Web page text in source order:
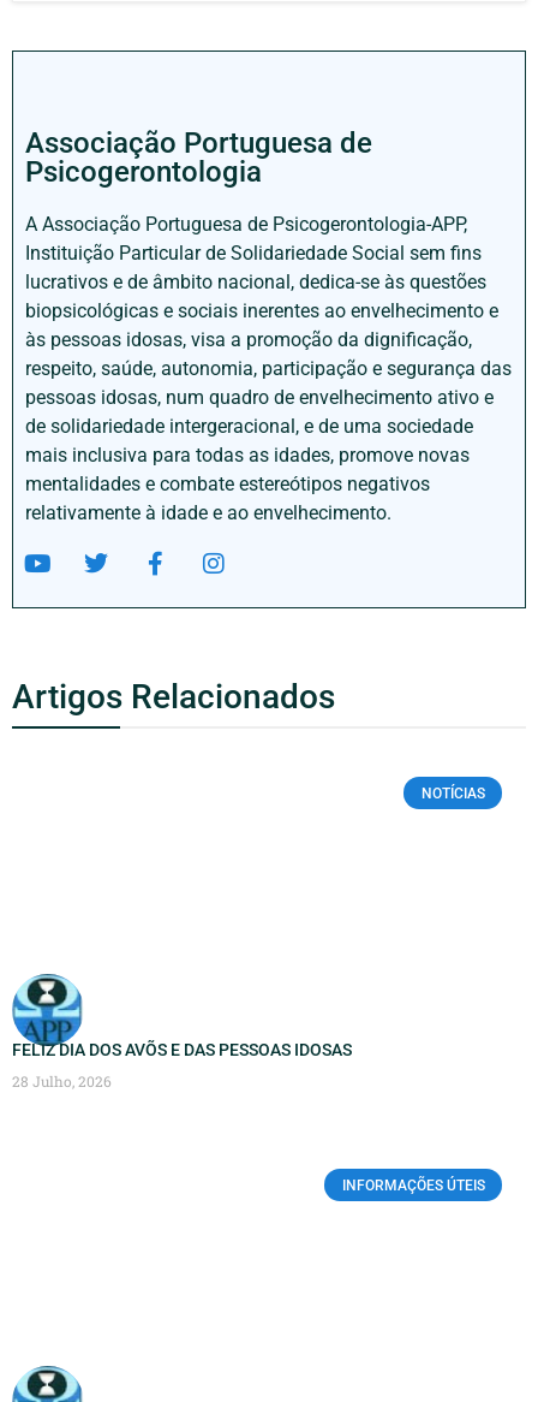
Associação Portuguesa de
Psicogerontologia
A Associação Portuguesa de Psicogerontologia-APP,
Instituição Particular de Solidariedade Social sem fins
lucrativos e de âmbito nacional, dedica-se às questões
biopsicológicas e sociais inerentes ao envelhecimento e
às pessoas idosas, visa a promoção da dignificação,
respeito, saúde, autonomia, participação e segurança das
pessoas idosas, num quadro de envelhecimento ativo e
de solidariedade intergeracional, e de uma sociedade
mais inclusiva para todas as idades, promove novas
mentalidades e combate estereótipos negativos
relativamente à idade e ao envelhecimento.
Artigos Relacionados
NOTÍCIAS
FELIZ DIA DOS AVÕS E DAS PESSOAS IDOSAS
28 Julho, 2026
INFORMAÇÕES ÚTEIS